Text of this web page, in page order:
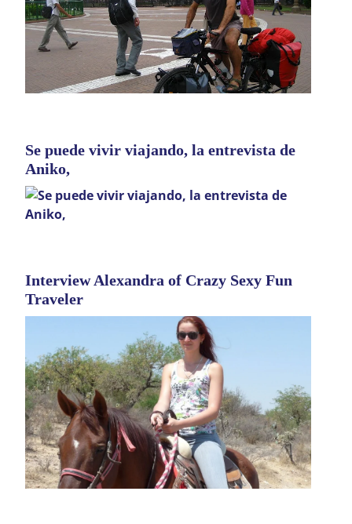
Se puede vivir viajando, la entrevista de
Aniko,
Interview Alexandra of Crazy Sexy Fun
Traveler